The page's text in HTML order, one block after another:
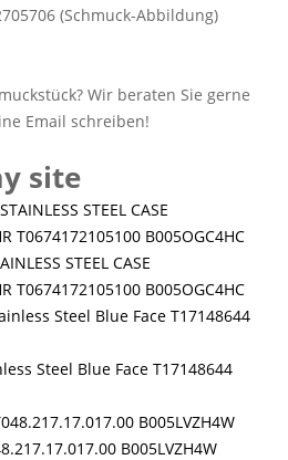
(Schmuck-Abbildung)
site
STEEL CASE
T0674172105100 B005OGC4HC
Steel Blue Face T17148644
B005LVZH4W